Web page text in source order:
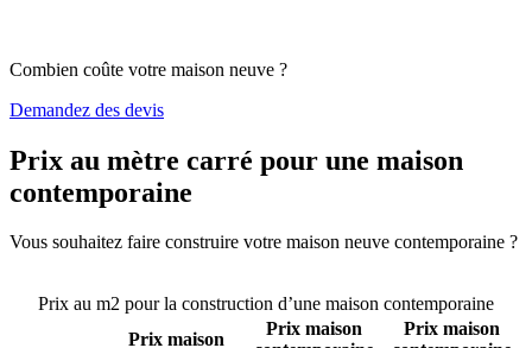
Combien coûte votre maison neuve ?
Demandez des devis
Prix au mètre carré pour une maison
contemporaine
Vous souhaitez faire construire votre maison neuve contemporaine ?
Prix au m2 pour la construction d’une maison contemporaine
Prix maison
Prix maison
Prix maison